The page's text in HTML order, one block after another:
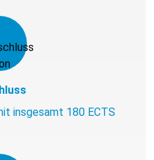
insgesamt 180 ECTS